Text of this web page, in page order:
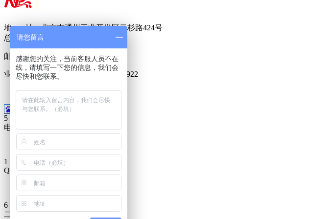
地 址：北京市通州工业开发区云杉路424号
总 机：010-
邮 箱：717888288@qq.com
业务专线：400-6023-686 15911099922
18500955188
5
电话
010-8950-5822
1
QQ
6
二维码
请您留言
感谢您的关注，当前客服人员不在
线，请填写一下您的信息，我们会
尽快和您联系。